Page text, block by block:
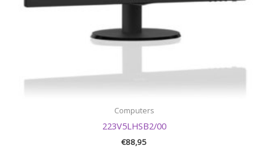
Computers
223V5LHSB2/00
€88,95